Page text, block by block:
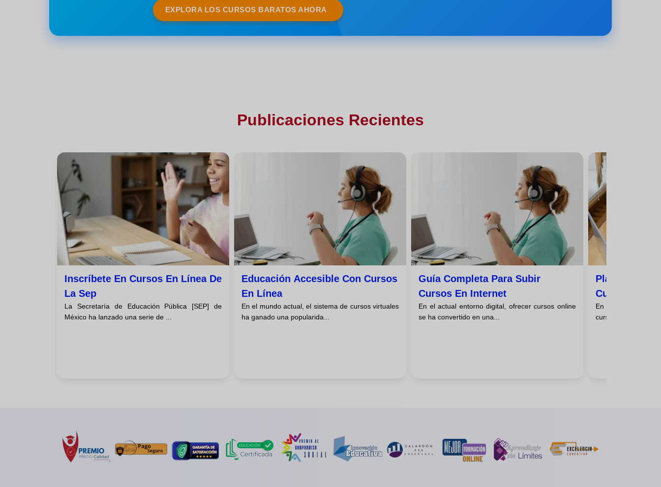
EXPLORA LOS CURSOS BARATOS AHORA
Publicaciones Recientes
Inscríbete En Cursos En Línea De
La Sep
La Secretaría de Educación Pública [SEP] de
México ha lanzado una serie de ...
Educación Accesible Con Cursos
En Línea
En el mundo actual, el sistema de cursos virtuales
ha ganado una popularida...
Guía Completa Para Subir
Cursos En Internet
En el actual entorno digital, ofrecer cursos online
se ha convertido en una...
Plataformas
Cursos
En la era digital
cursos online han